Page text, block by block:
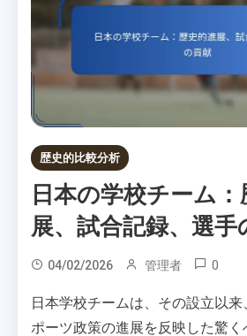
歴史的比較分析
日本の学校チーム
展、試合記録、選手
04/02/2026 管理者 0
日本学校チームは、その設立以
ポーツ政策の進展を反映した驚く